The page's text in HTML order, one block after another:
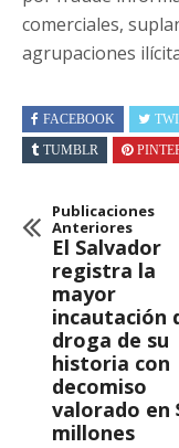
comerciales,
agrupaciones
FACEBOOK
TUMBLR
Publicaciones
Anteriores
El Salvador
registra la
mayor
incautación
droga de su
historia con
decomiso
valorado en
millones